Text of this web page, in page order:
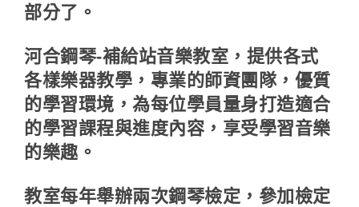
部分了。
河合鋼琴-補給站音樂教室，提供各式
各樣樂器教學，專業的師資團隊，優質
的學習環境，為每位學員量身打造適合
的學習課程與進度內容，享受學習音樂
的樂趣。
教室每年舉辦兩次鋼琴檢定，參加檢定